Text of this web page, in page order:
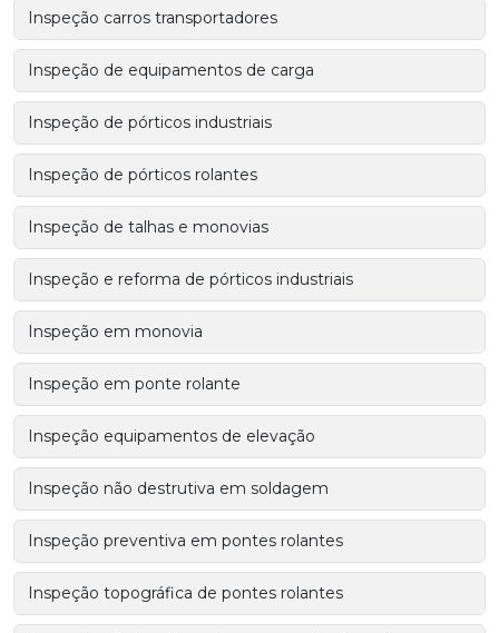
Inspeção carros transportadores
Inspeção de equipamentos de carga
Inspeção de pórticos industriais
Inspeção de pórticos rolantes
Inspeção de talhas e monovias
Inspeção e reforma de pórticos industriais
Inspeção em monovia
Inspeção em ponte rolante
Inspeção equipamentos de elevação
Inspeção não destrutiva em soldagem
Inspeção preventiva em pontes rolantes
Inspeção topográfica de pontes rolantes